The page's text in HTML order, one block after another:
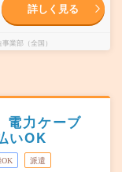
詳しく見る
業部（全国）
電力ケーブ
いOK
OK 派遣